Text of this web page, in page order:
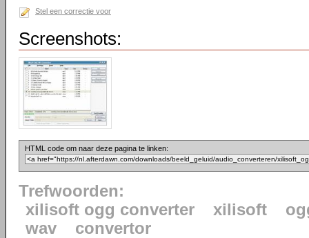
Stel een correctie voor
Screenshots:
HTML code om naar deze pagina te linken:
Trefwoorden:
xilisoft ogg converter
xilisoft
wav
convertor